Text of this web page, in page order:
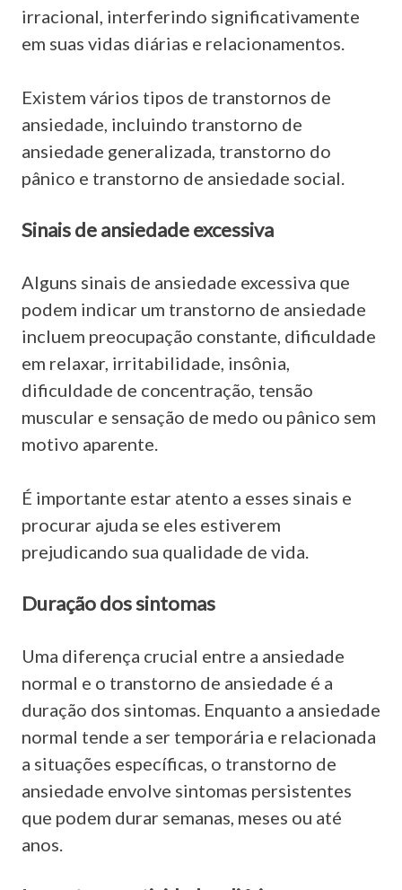
irracional, interferindo significativamente
em suas vidas diárias e relacionamentos.
Existem vários tipos de transtornos de
ansiedade, incluindo transtorno de
ansiedade generalizada, transtorno do
pânico e transtorno de ansiedade social.
Sinais de ansiedade excessiva
Alguns sinais de ansiedade excessiva que
podem indicar um transtorno de ansiedade
incluem preocupação constante, dificuldade
em relaxar, irritabilidade, insônia,
dificuldade de concentração, tensão
muscular e sensação de medo ou pânico sem
motivo aparente.
É importante estar atento a esses sinais e
procurar ajuda se eles estiverem
prejudicando sua qualidade de vida.
Duração dos sintomas
Uma diferença crucial entre a ansiedade
normal e o transtorno de ansiedade é a
duração dos sintomas. Enquanto a ansiedade
normal tende a ser temporária e relacionada
a situações específicas, o transtorno de
ansiedade envolve sintomas persistentes
que podem durar semanas, meses ou até
anos.